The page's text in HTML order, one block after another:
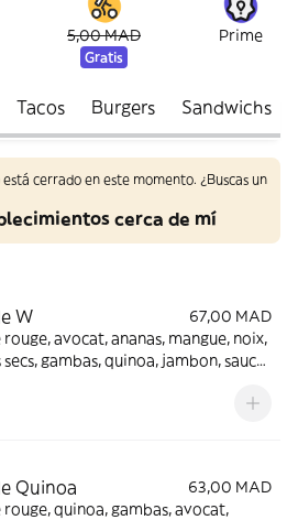
5,00 MAD
Gratis
Prime
Tacos Burgers Sandwichs
cerrado en este momento. ¿Buscas un
cerca de mí
W
67,00 MAD
avocat, ananas, mangue, noix,
secs, gambas, quinoa, jambon, sauce
Quinoa
63,00 MAD
rouge, quinoa, gambas, avocat,